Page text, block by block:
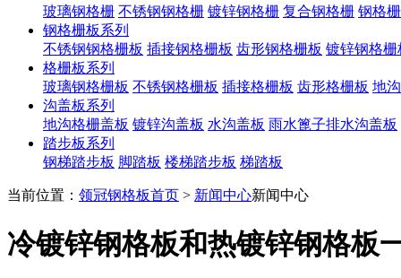
玻璃钢格栅 不锈钢钢格栅 镀锌钢格栅 复合钢格栅 钢格栅
钢格栅板系列
不锈钢钢格栅板 插接钢格栅板 齿形钢格栅板 镀锌钢格栅
格栅板系列
玻璃钢格栅板 不锈钢格栅板 插接格栅板 齿形格栅板 地
沟盖板系列
地沟格栅盖板 镀锌沟盖板 水沟盖板 雨水篦子排水沟盖板
踏步板系列
钢梯踏步板 脚踏板 楼梯踏步板 梯踏板
当前位置： 领冠钢格板首页 > 新闻中心新闻中心
冷镀锌钢格板和热镀锌钢格板